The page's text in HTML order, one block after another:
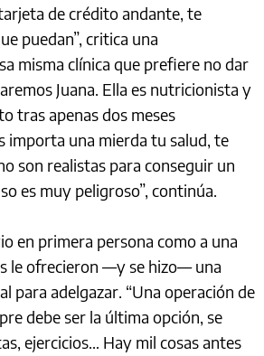
de crédito andante, te
puedan”, critica una
misma clínica que prefiere no dar
Juana. Ella es nutricionista y
tras apenas dos meses
importa una mierda tu salud, te
son realistas para conseguir un
es muy peligroso”, continúa.
en primera persona como a una
le ofrecieron —y se hizo— una
para adelgazar. “Una operación de
debe ser la última opción, se
ejercicios… Hay mil cosas antes